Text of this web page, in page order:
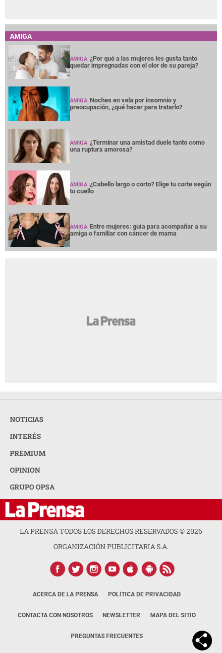
AMIGA
AMIGA ¿Por qué a las mujeres les gusta tanto
quedar impregnadas con el olor de su pareja?
AMIGA Noches en vela por insomnio y
preocupación, ¿qué hacer para tratarlo?
AMIGA ¿Terminar una amistad duele tanto como
una ruptura amorosa?
AMIGA ¿Cabello largo o corto? Elige tu corte según
tu cuello
AMIGA Entre mujeres: guía para acompañar a su
amiga o familiar con cáncer de mama
NOTICIAS
INTERÉS
PREMIUM
OPINION
GRUPO OPSA
LA PRENSA TODOS LOS DERECHOS RESERVADOS ©2026
ORGANIZACIÓN PUBLICITARIA S.A.
ACERCA DE LA PRENSA POLÍTICA DE PRIVACIDAD
CONTACTA CON NOSOTROS NEWSLETTER MAPA DEL SITIO
PREGUNTAS FRECUENTES